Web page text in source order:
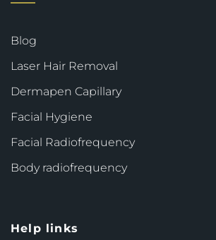
Blog
Laser Hair Removal
Dermapen Capillary
Facial Hygiene
Facial Radiofrequency
Body radiofrequency
Help links